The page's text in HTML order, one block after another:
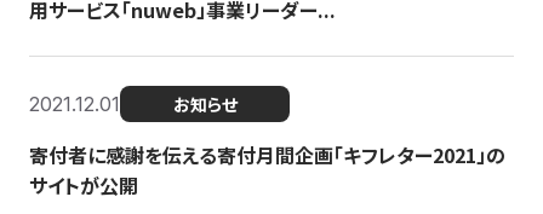
用サービス「nuweb」事業リーダー...
2021.12.01 お知らせ
寄付者に感謝を伝える寄付月間企画「キフレター2021」の
サイトが公開